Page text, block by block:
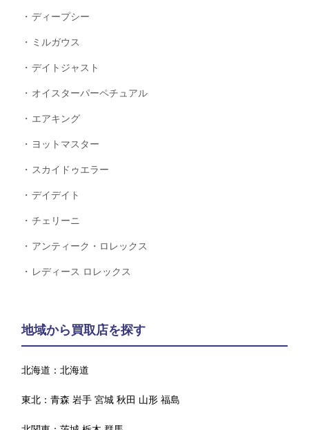
ディープシー
ミルガウス
デイトジャスト
オイスターパーペチュアル
エアキング
ヨットマスター
スカイドゥエラー
デイデイト
チェリーニ
アンティーク・ロレックス
レディース ロレックス
地域から買取店を探す
北海道：北海道
東北：青森 岩手 宮城 秋田 山形 福島